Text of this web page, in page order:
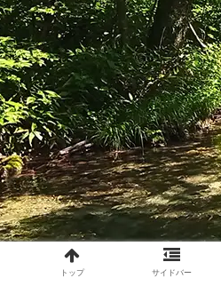
トップ サイドバー